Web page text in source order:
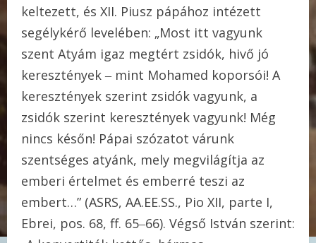
keltezett, és XII. Piusz pápához intézett
segélykérő levelében: „Most itt vagyunk
szent Atyám igaz megtért zsidók, hivő jó
keresztények ‒ mint Mohamed koporsói! A
keresztények szerint zsidók vagyunk, a
zsidók szerint keresztények vagyunk! Még
nincs későn! Pápai szózatot várunk
szentséges atyánk, mely megvilágítja az
emberi értelmet és emberré teszi az
embert…” (ASRS, AA.EE.SS., Pio XII, parte I,
Ebrei, pos. 68, ff. 65‒66). Végső István szerint: